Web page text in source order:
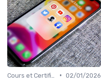
• 02/01/2026